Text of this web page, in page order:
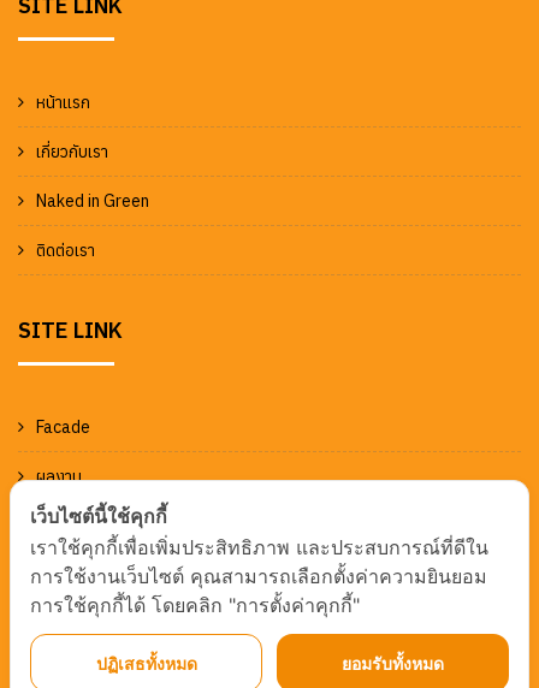
หน้าแรก
เกี่ยวกับเรา
Naked in Green
ติดต่อเรา
SITE LINK
Facade
ผลงาน
ข่าวและกิจกรรม
เว็บไซต์นี้ใช้คุกกี้
เราใช้คุกกี้เพื่อเพิ่มประสิทธิภาพ และประสบการณ์ที่ดีใน
การใช้งานเว็บไซต์ คุณสามารถเลือกตั้งค่าความยินยอม
การใช้คุกกี้ได้ โดยคลิก "การตั้งค่าคุกกี้"
ปฏิเสธทั้งหมด ยอมรับทั้งหมด